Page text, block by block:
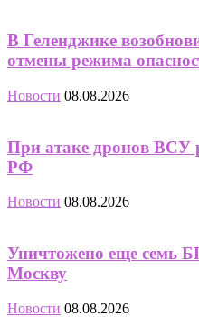
В Геленджике
отмены режима
Новости 08.08.2026
При атаке дронов ВСУ
РФ
Новости 08.08.2026
Уничтожено еще семь
Москву
Новости 08.08.2026